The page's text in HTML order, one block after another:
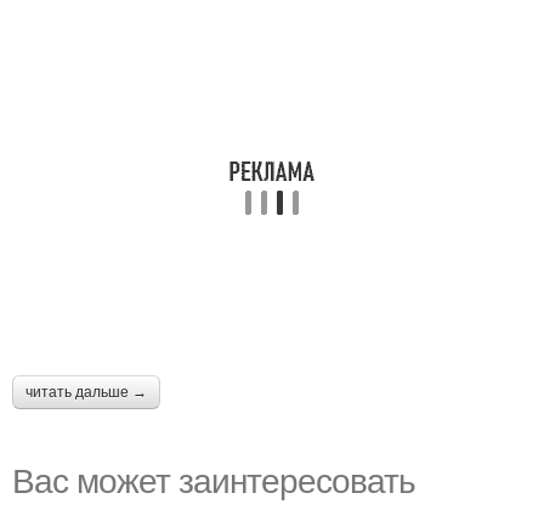
читать дальше →
Вас может заинтересовать